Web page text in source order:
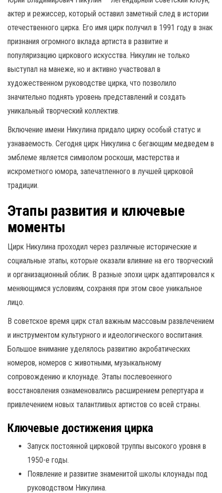
актер и режиссер, который оставил заметный след в истории
отечественного цирка. Его имя цирк получил в 1991 году в знак
признания огромного вклада артиста в развитие и
популяризацию циркового искусства. Никулин не только
выступал на манеже, но и активно участвовал в
художественном руководстве цирка, что позволило
значительно поднять уровень представлений и создать
уникальный творческий коллектив.
Включение имени Никулина придало цирку особый статус и
узнаваемость. Сегодня цирк Никулина с бегающим медведем в
эмблеме является символом роскоши, мастерства и
искрометного юмора, запечатленного в лучшей цирковой
традиции.
Этапы развития и ключевые
моменты
Цирк Никулина проходил через различные исторические и
социальные этапы, которые оказали влияние на его творческий
и организационный облик. В разные эпохи цирк адаптировался к
меняющимся условиям, сохраняя при этом свое уникальное
лицо.
В советское время цирк стал важным массовым развлечением
и инструментом культурного и идеологического воспитания.
Большое внимание уделялось развитию акробатических
номеров, номеров с животными, музыкальному
сопровождению и клоунаде. Этапы послевоенного
восстановления ознаменовались расширением репертуара и
привлечением новых талантливых артистов со всей страны.
Ключевые достижения цирка
Запуск постоянной цирковой труппы высокого уровня в
1950-е годы.
Появление и развитие знаменитой школы клоунады под
руководством Никулина.